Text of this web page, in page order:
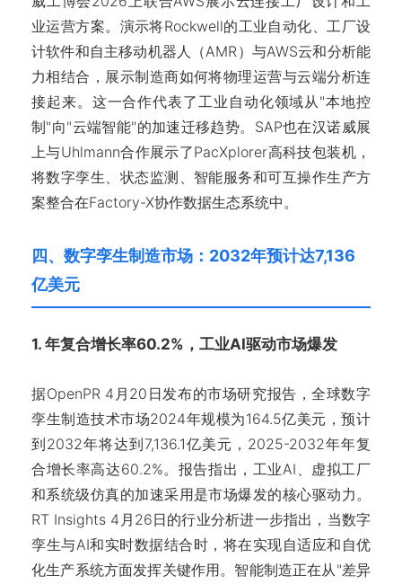
业运营方案。演示将Rockwell的工业自动化、工厂设
计软件和自主移动机器人（AMR）与AWS云和分析能
力相结合，展示制造商如何将物理运营与云端分析连
接起来。这一合作代表了工业自动化领域从"本地控
制"向"云端智能"的加速迁移趋势。SAP也在汉诺威展
上与Uhlmann合作展示了PacXplorer高科技包装机，
将数字孪生、状态监测、智能服务和可互操作生产方
案整合在Factory-X协作数据生态系统中。
四、数字孪生制造市场：2032年预计达7,136
亿美元
1. 年复合增长率60.2%，工业AI驱动市场爆发
据OpenPR 4月20日发布的市场研究报告，全球数字
孪生制造技术市场2024年规模为164.5亿美元，预计
到2032年将达到7,136.1亿美元，2025-2032年年复
合增长率高达60.2%。报告指出，工业AI、虚拟工厂
和系统级仿真的加速采用是市场爆发的核心驱动力。
RT Insights 4月26日的行业分析进一步指出，当数字
孪生与AI和实时数据结合时，将在实现自适应和自优
化生产系统方面发挥关键作用。智能制造正在从"差异